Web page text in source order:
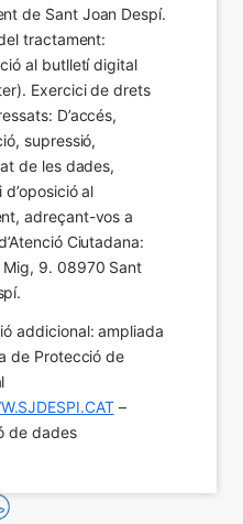
de Sant Joan Despí.
tractament:
al butlletí digital
Exercici de drets
D’accés,
supressió,
de les dades,
d’oposició al
adreçant-vos a
Ciutadana:
Mig, 9. 08970 Sant
addicional: ampliada
de Protecció de
–
de dades